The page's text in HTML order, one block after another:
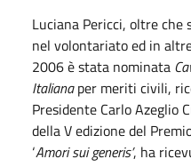
Luciana Pericci, oltre
nel volontariato ed in
2006 è stata nominata
Italianaper meriti civili,
Presidente Carlo Azeglio
della V edizione del
‘Amori sui generis’, ha